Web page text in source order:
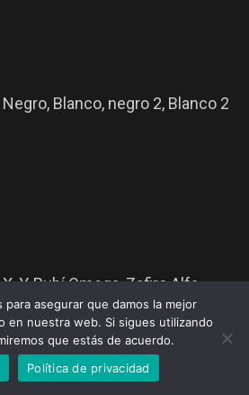
Blanco, negro 2, Blanco 2
Y, Rubí Omega, Zafiro Alfa
para asegurar que damos la mejor
en nuestra web. Si sigues utilizando
que estás de acuerdo.
Política de privacidad